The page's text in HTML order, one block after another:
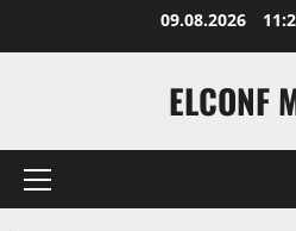
09.08.2026
ELCONF
Primary